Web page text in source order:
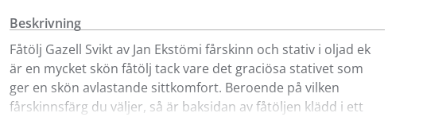
Beskrivning
Fåtölj Gazell Svikt av Jan Ekstömi fårskinn och stativ i oljad ek
är en mycket skön fåtölj tack vare det graciösa stativet som
ger en skön avlastande sittkomfort. Beroende på vilken
fårskinnsfärg du väljer, så är baksidan av fåtöljen klädd i ett